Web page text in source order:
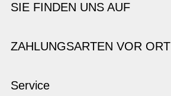
SIE FINDEN UNS AUF
ZAHLUNGSARTEN VOR ORT
Service